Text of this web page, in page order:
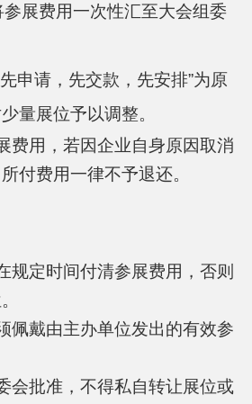
参展费用一次性汇至大会组委
申请，先交款，先安排”为原
量展位予以调整。
费用，若因企业自身原因取消
付费用一律不予退还。
规定时间付清参展费用，否则
佩戴由主办单位发出的有效参
会批准，不得私自转让展位或